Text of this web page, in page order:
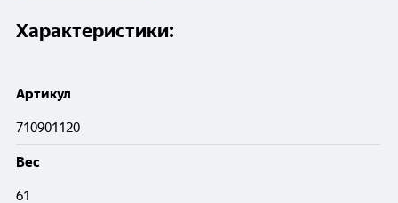
Характеристики:
Артикул
710901120
Вес
61